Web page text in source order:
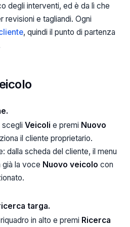
degli interventi, ed è da lì che
revisioni e tagliandi. Ogni
, quindi il punto di partenza
scegli Veicoli e premi Nuovo
il cliente proprietario.
dalla scheda del cliente, il menu
già la voce Nuovo veicolo con
targa.
in alto e premi Ricerca